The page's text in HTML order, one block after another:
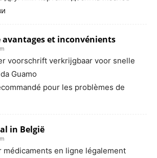
avantages et inconvénients
voorschrift verkrijgbaar voor snelle
Guamo
pour les problèmes de
in België
médicaments en ligne légalement